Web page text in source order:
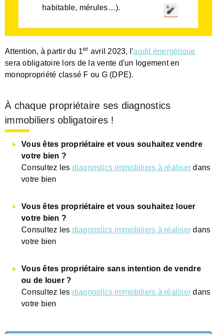
habitable, mérules…).
Attention, à partir du 1er avril 2023, l'audit énergétique
sera obligatoire lors de la vente d'un logement en
monopropriété classé F ou G (DPE).
À chaque propriétaire ses diagnostics
immobiliers obligatoires !
Vous êtes propriétaire et vous souhaitez vendre
votre bien ?
Consultez les diagnostics immobiliers à réaliser dans
votre bien
Vous êtes propriétaire et vous souhaitez louer
votre bien ?
Consultez les diagnostics immobiliers à réaliser dans
votre bien
Vous êtes propriétaire sans intention de vendre
ou de louer ?
Consultez les diagnostics immobiliers à réaliser dans
votre bien